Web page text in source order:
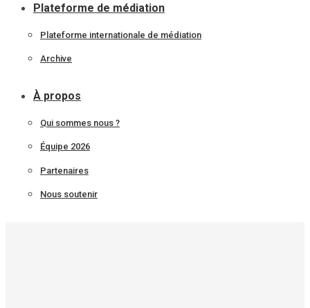
Plateforme de médiation
Plateforme internationale de médiation
Archive
À propos
Qui sommes nous ?
Équipe 2026
Partenaires
Nous soutenir